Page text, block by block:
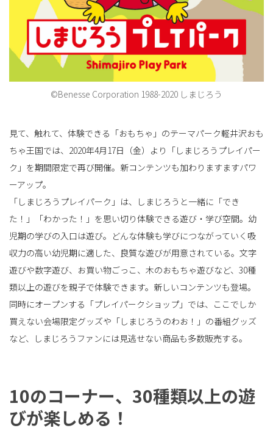
©Benesse Corporation 1988-2020 しまじろう
見て、触れて、体験できる「おもちゃ」のテーマパーク軽井沢おも
ちゃ王国では、2020年4月17日（金）より「しまじろうプレイパー
ク」を期間限定で再び開催。新コンテンツも加わりますますパワ
ーアップ。
「しまじろうプレイパーク」は、しまじろうと一緒に「でき
た！」「わかった！」を思い切り体験できる遊び・学び空間。幼
児期の学びの入口は遊び。どんな体験も学びにつながっていく吸
収力の高い幼児期に適した、良質な遊びが用意されている。文字
遊びや数字遊び、お買い物ごっこ、木のおもちゃ遊びなど、30種
類以上の遊びを親子で体験できます。新しいコンテンツも登場。
同時にオープンする「プレイパークショップ」では、ここでしか
買えない会場限定グッズや「しまじろうのわお！」の番組グッズ
など、しまじろうファンには見逃せない商品も多数販売する。
10のコーナー、30種類以上の遊
びが楽しめる！